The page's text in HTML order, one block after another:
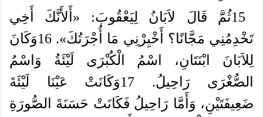
15ثُمَّ قَالَ لاَبَانُ لِيَعْقُوبَ: « أَلأَنَّكَ
أَخِي
تَخْدِمُنِي مَجَّانًا؟ أَخْبِرْنِي مَا أُجْرَتُكَ».
16وَكَانَ
لِلاَبَانَ
ابْنَتَانِ، اسْمُ الْكُبْرَى لَيْئَةُ
وَاسْمُ
الصُّغْرَى
رَاحِيلُ.
17وَكَانَتْ عَيْنَا
لَيْئَةَ
ضَعِيفَتَيْنِ، وَأَمَّا رَاحِيلُ فَكَانَتْ حَسَنَةَ
الصُّورَةِ